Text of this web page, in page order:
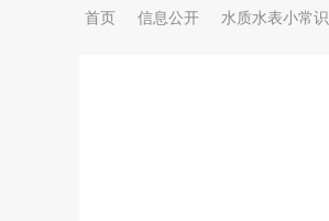
首页 信息公开 水质水表小常识